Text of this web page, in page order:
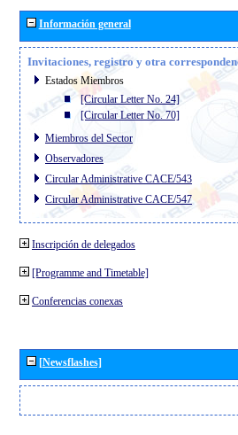
Información general
Invitaciones, registro y otra
Estados Miembros
[Circular Letter No. 24]
[Circular Letter No. 70]
Miembros del Sector
Observadores
Circular Administrative CACE/543
Circular Administrative CACE/547
Inscripción de delegados
[Programme and Timetable]
Conferencias conexas
[Newsflashes]